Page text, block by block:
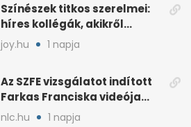
Színészek titkos szerelmei:
híres kollégák, akikről
sokáig hallgattak
joy.hu 1 napja
Az SZFE vizsgálatot indított
Farkas Franciska videója
után
nlc.hu 1 napja